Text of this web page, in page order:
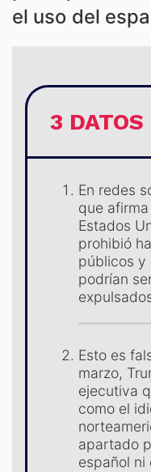
el uso del
3
En redes
que
Estados
prohibió
públicos y
podrían
Esto es
marzo,
ejecutiva
como el
apartado
español ni